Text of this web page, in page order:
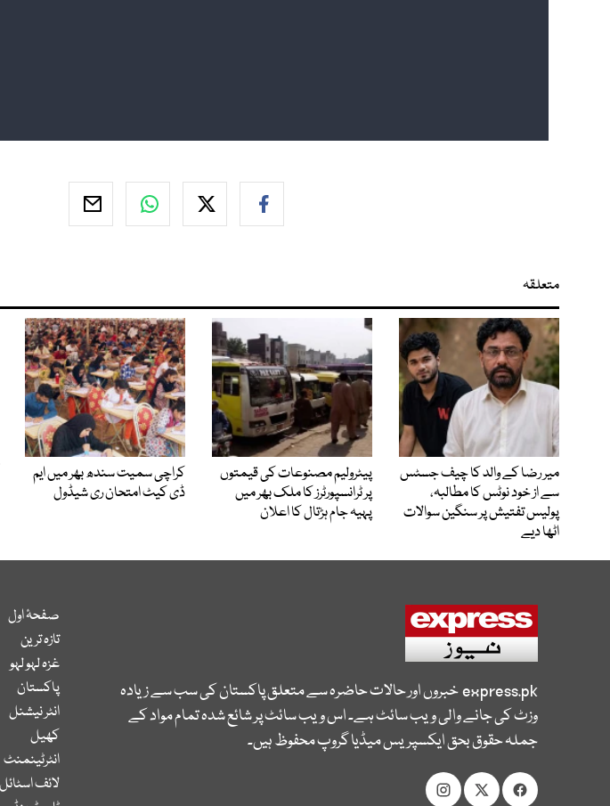
متعلقہ
میر رضا کے والد کا چیف جسٹس
سے از خود نوٹس کا مطالبہ،
پولیس تفتیش پر سنگین سوالات
اٹھا دیے
پیٹرولیم مصنوعات کی قیمتوں
پر ٹرانسپورٹرز کا ملک بھر میں
پہیہ جام ہڑتال کا اعلان
کراچی سمیت سندھ بھر میں ایم
ڈی کیٹ امتحان ری شیڈول
express.pkخبروں اور حالات حاضرہ سے متعلق پاکستان کی سب سے زیادہ
وزٹ کی جانے والی ویب سائٹ ہے۔ اس ویب سائٹ پر شائع شدہ تمام مواد کے
جملہ حقوق بحق ایکسپریس میڈیا گروپ محفوظ ہیں۔
صفحۂ اول
تازہ ترین
غزہ لہو لہو
پاکستان
انٹر نیشنل
کھیل
انٹرٹینمنٹ
لائف اسٹائل